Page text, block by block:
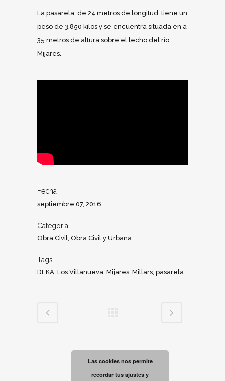
La pasarela, de 24 metros de longitud, tiene un
peso de 3.850 kilos y se encuentra situada en a
35 metros de altura sobre el lecho del río
Mijares.
Fecha
septiembre 07, 2016
Categoría
Obra Civil, Obra Civil y Urbana
Tags
DEKA, Los Villanueva, Mijares, Millars, pasarela
Las cookies nos permite
recordar tus ajustes y